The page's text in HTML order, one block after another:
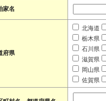
家名
府県
北海道
栃木県
石川県
滋賀県
岡山県
佐賀県